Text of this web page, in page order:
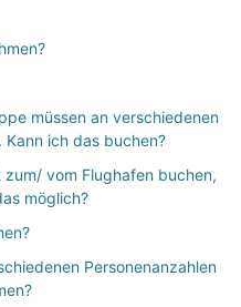
müssen an verschiedenen
ich das buchen?
vom Flughafen buchen,
möglich?
Personenanzahlen